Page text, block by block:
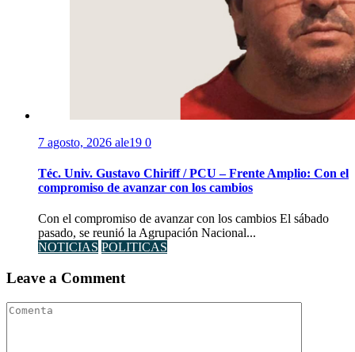
7 agosto, 2026 ale19 0
Téc. Univ. Gustavo Chiriff / PCU – Frente Amplio: Con el
compromiso de avanzar con los cambios
Con el compromiso de avanzar con los cambios El sábado
pasado, se reunió la Agrupación Nacional...
NOTICIAS POLITICAS
Leave a Comment